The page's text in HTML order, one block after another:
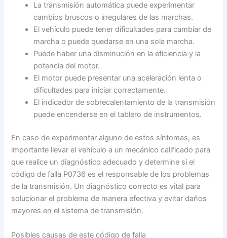
La transmisión automática puede experimentar
cambios bruscos o irregulares de las marchas.
El vehículo puede tener dificultades para cambiar de
marcha o puede quedarse en una sola marcha.
Puede haber una disminución en la eficiencia y la
potencia del motor.
El motor puede presentar una aceleración lenta o
dificultades para iniciar correctamente.
El indicador de sobrecalentamiento de la transmisión
puede encenderse en el tablero de instrumentos.
En caso de experimentar alguno de estos síntomas, es
importante llevar el vehículo a un mecánico calificado para
que realice un diagnóstico adecuado y determine si el
código de falla P0736 es el responsable de los problemas
de la transmisión. Un diagnóstico correcto es vital para
solucionar el problema de manera efectiva y evitar daños
mayores en el sistema de transmisión.
Posibles causas de este código de falla